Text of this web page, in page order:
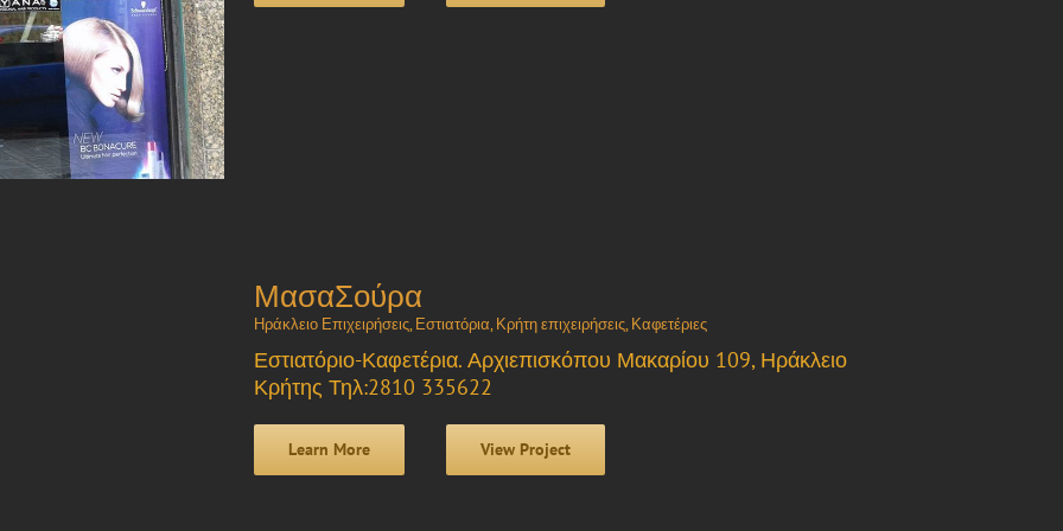
ΜασαΣούρα
Ηράκλειο Επιχειρήσεις, Εστιατόρια, Κρήτη επιχειρήσεις, Καφετέριες
Εστιατόριο-Καφετέρια. Αρχιεπισκόπου Μακαρίου 109, Ηράκλειο
Κρήτης Τηλ:2810 335622
Learn More View Project